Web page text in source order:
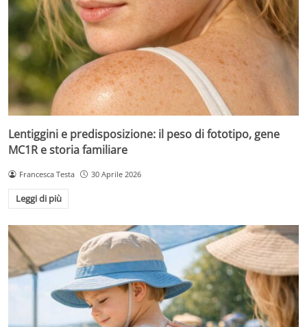
Lentiggini e predisposizione: il peso di fototipo, gene
MC1R e storia familiare
Francesca Testa 30 Aprile 2026
Leggi di più